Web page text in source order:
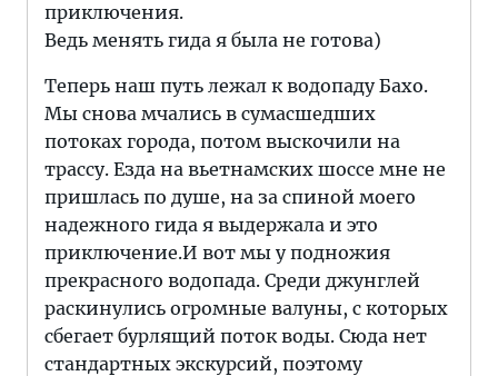
приключения.
Ведь менять гида я была не готова)
Теперь наш путь лежал к водопаду Бахо.
Мы снова мчались в сумасшедших
потоках города, потом выскочили на
трассу. Езда на вьетнамских шоссе мне не
пришлась по душе, на за спиной моего
надежного гида я выдержала и это
приключение.И вот мы у подножия
прекрасного водопада. Среди джунглей
раскинулись огромные валуны, с которых
сбегает бурлящий поток воды. Сюда нет
стандартных экскурсий, поэтому